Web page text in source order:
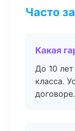
Часто
Какая
До 10
класса.
договоре.